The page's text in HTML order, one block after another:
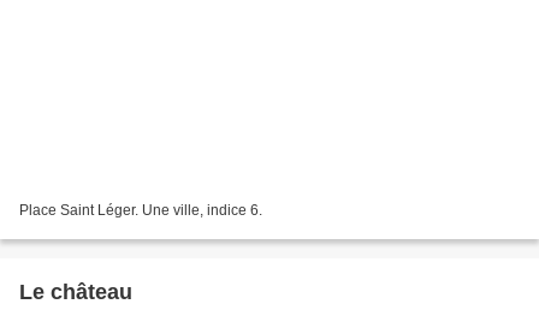
Place Saint Léger. Une ville, indice 6.
Le château